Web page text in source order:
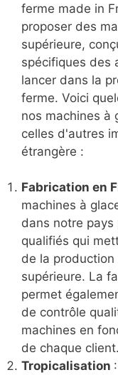
ferme made in
proposer des
supérieure,
spécifiques des
lancer dans la
ferme. Voici
nos machines à
celles d'autres
étrangère :
Fabrication en
machines à
dans notre
qualifiés qui
de la
supérieure. La
permet
de contrôle
machines en
de chaque client.
Tropicalisation